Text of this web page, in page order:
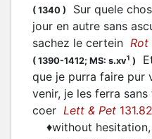
( 1340 )
Sur quele
jour en autre sans
sachez le certein Rot
( 1390-1412; MS: s.xv1 )
que je purra faire pur
venir, je les ferra
coer Lett & Pet
♦without